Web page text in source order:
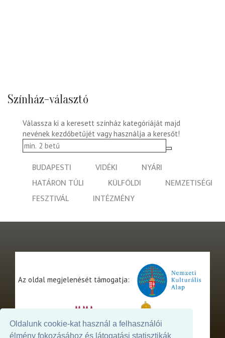
Oldalunk cookie-kat használ a felhasználói
élmény fokozásához és látogatási statisztikák
Színház-választó
Válassza ki a keresett színház kategóriáját majd
nevének kezdőbetűjét vagy használja a keresőt!
BUDAPESTI VIDÉKI
NYÁRI
HATÁRON TÚLI
KÜLFÖLDI
NEMZETISÉGI
FESZTIVÁL
INTÉZMÉNY
Az oldal megjelenését támogatja: